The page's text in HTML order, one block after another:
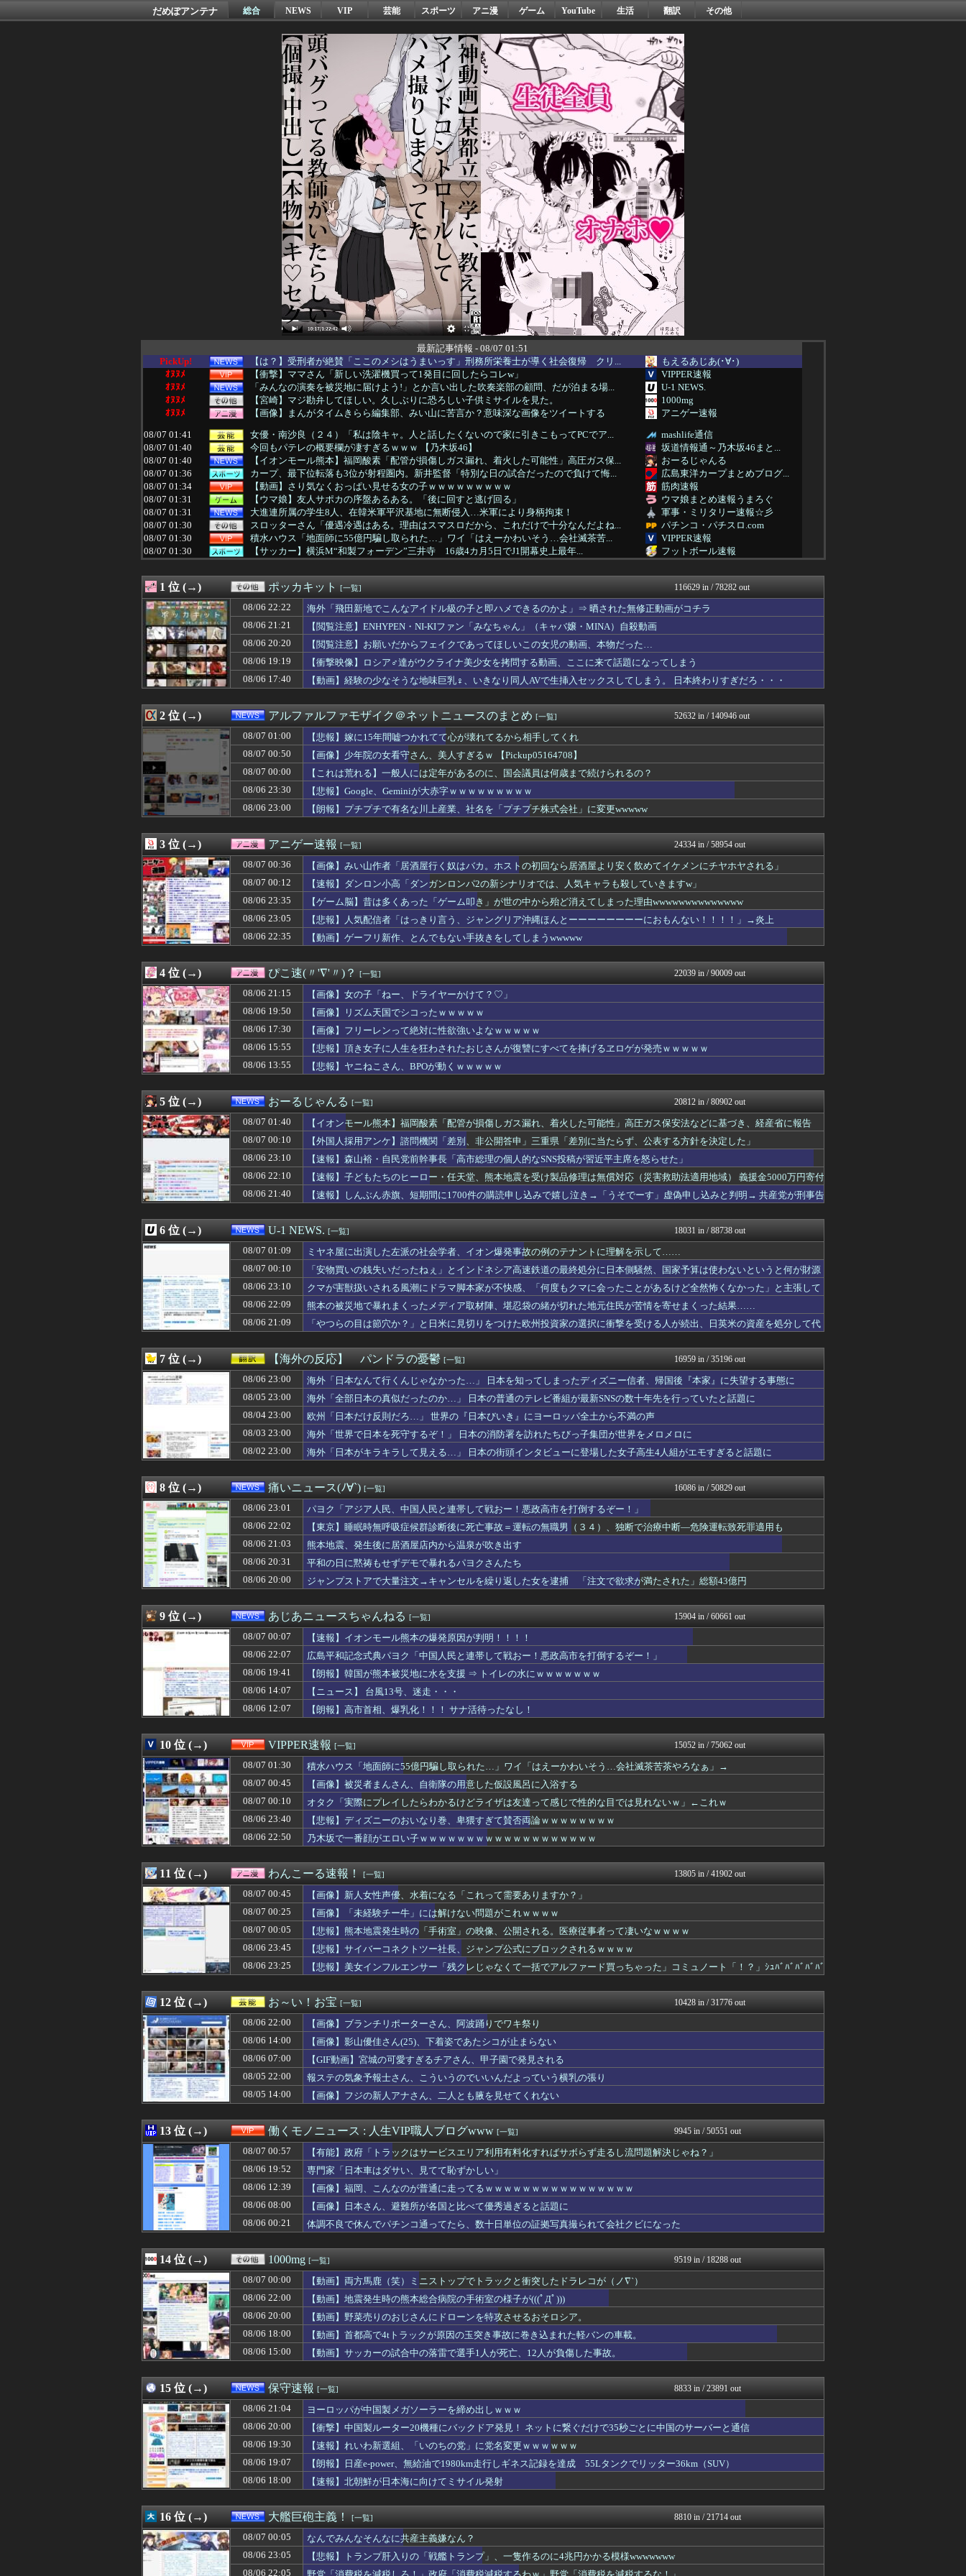
だめぽアンテナ 総合 NEWS VIP 芸能 スポーツ アニ漫 ゲーム YouTube 生活 翻訳 その他
最新記事情報 - 08/07 01:51
PickUp!
【は？】受刑者が絶賛「ここのメシはうまいっす」刑務所栄養士が導く社会復帰 クリ...
もえるあじあ(･∀･)
ｵﾇﾇﾒ
【衝撃】ママさん「新しい洗濯機買って1発目に回したらコレw」
VIPPER速報
ｵﾇﾇﾒ
「みんなの演奏を被災地に届けよう!」とか言い出した吹奏楽部の顧問、だが泊まる場...
U-1 NEWS.
ｵﾇﾇﾒ
【宮崎】マジ勘弁してほしい。久しぶりに恐ろしい子供ミサイルを見た。
1000mg
ｵﾇﾇﾒ
【画像】まんがタイムきらら編集部、みい山に苦言か？意味深な画像をツイートする
アニゲー速報
08/07 01:41
女優・南沙良（２４）「私は陰キャ。人と話したくないので家に引きこもってPCでア...
mashlife通信
08/07 01:40
今回もパテレの概要欄が凄すぎるｗｗｗ 【乃木坂46】
坂道情報通～乃木坂46まと...
08/07 01:40
【イオンモール熊本】福岡酸素「配管が損傷しガス漏れ、着火した可能性」高圧ガス保...
おーるじゃんる
08/07 01:36
カープ、最下位転落も3位が射程圏内。新井監督「特別な日の試合だったので負けて悔...
広島東洋カープまとめブログ...
08/07 01:34
【動画】さり気なくおっぱい見せる女の子ｗｗｗｗｗｗｗｗｗ
筋肉速報
08/07 01:31
【ウマ娘】友人サポカの序盤あるある。「後に回すと逃げ回る」
ウマ娘まとめ速報うまろぐ
08/07 01:31
大進連所属の学生8人、在韓米軍平沢基地に無断侵入…米軍により身柄拘束！
軍事・ミリタリー速報☆彡
08/07 01:30
スロッターさん「優遇冷遇はある。理由はスマスロだから、これだけで十分なんだよね...
パチンコ・パチスロ.com
08/07 01:30
積水ハウス「地面師に55億円騙し取られた…」ワイ「はえーかわいそう…会社滅茶苦...
VIPPER速報
08/07 01:30
【サッカー】横浜M“和製フォーデン”三井寺 16歳4カ月5日でJ1開幕史上最年...
フットボール速報
08/07 01:17
常務「結婚はまだか？」私「この待遇でどうやって結婚するんです？」→飲み会で本音...
素敵な鬼女様
08/07 01:15
父と散歩していたらDQNに絡まれてカツアゲされた。でも父のまさかの行動で立場が...
鬼女の宅配便 - 修羅場・...
08/07 01:15
女子っていい匂いするはずなのに、初めてデリ呼んで嬢を嗅いだらwww
まとめCUP
08/07 01:12
近所のコープにいる爺さん、隙あらば他人のカゴに商品を入れようとする
ゴールデンタイムズ
08/07 01:12
【悲報】防犯カメラにバッチリ映った55歳露出魔「身に覚えがありません」と容疑を...
08/07 01:10
【画像】爆乳素人JKさん、限界突破ｗｗｗwｗｗｗｗｗｗｗｗ❤
08/07 01:09
【必見】四季凪アキラ：思い出の品を綺麗にしていく。
トレンドの通り道
08/07 01:09
戌亥とことかいうVtuber
トレンドの通り道
08/07 01:09
ミヤネ屋に出演した左派の社会学者、イオン爆発事故の例のテナントに理解を示して…...
U-1 NEWS.
08/07 01:05
【画像】こんなだらしない体型の女子が好きなやついる？
女子アナお宝画像速報－5c...
08/07 01:05
【画像】私のパンツギリギリ見えない写真載せるわ⇒ｗｗｗｗｗｗｗｗ
不思議.net - 5ch...
08/07 01:05
桜木花道がモテないわけないだろwwwwww
08/07 01:03
【朗報】ワンピースより面白い漫画、ガチでこの世に存在しないかもしれないｗｗｗ
アニはつ -アニメ発信場-
08/07 01:02
【THE 軍国主義】中露軍艦4隻が“日本一周” 防衛省が全航路を公開
08/07 01:00
超人気Vチューバーのはちみつパン一部店舗だけなのか…絶望した
08/07 01:00
【悲報】嫁に15年間嘘つかれてて心が壊れてるから相手してくれ
アルファルファモザイク＠ネ...
08/07 01:00
【競馬】アスコットにいる武豊騎手とルメール騎手 紹介文おかしくね？
ウマ娘うまぴょい速報
08/07 01:00
【遊戯王OCG情報】UTILITY SELECTION収録『聖なる心のバリア ...
08/07 01:00
中日ドラゴンズ、Aクラスまで3ゲーム差wwwwwwwww
日刊やきう速報
08/07 01:00
ヤニネコ・みぃちゃん・のあ先輩・もちづきさん「結婚してください！」←どうする？
ゆるゲーマー遅報
08/07 01:00
近畿大学准教授、苦言「みいちゃん呼びが揶揄する言葉として使われ、当事者から具体...
オレ的ゲーム速報＠刃
08/07 01:00
【たけしの挑戦状】アプリ版で配信開始 伝説のクソゲーだよ。
ほんわかMkⅡ
08/07 01:00
匿名だからいえるけど、代理出産ありだと思う。そういう仕事あるならやってみたい
かぞくちゃんねる
08/07 01:00
イオンモール熊本爆発事故 LPガス供給会社「当局の調査に全面的に協力」 経産省...
みそパンNEWS
08/07 01:00
いい歳して独身の男の人いるでしょ？
キニ速
08/07 01:00
【ポーランド】ポーランドの歴史の概要【ポーランドボール】
ポーランドボール 翻訳
08/07 01:00
【ラブライブ！】すみれちゃんのお尻を意味もなく叩いてそうなキャラ【Liella...
08/07 00:57
【有能】政府「トラックはサービスエリア利用有料化すればサボらず走るし流問題解決...
働くモノニュース : 人生...
08/07 00:55
【悲報】W杯後無所属の長友佑都が東京のJ1開幕戦に来場「みなさまへご挨拶させて...
【サッカー まとめ】サカラ...
08/07 00:55
エース級の財務官僚が異例転出へ 官邸幹部「協力的でなかったから」 [8/6]
08/07 00:50
【画像】少年院の女看守さん、美人すぎるｗ 【Pickup05164708】
アルファルファモザイク＠ネ...
08/07 00:50
【画像】片山さつき（67）ちゃんの防災服ｗｗｗｗｗｗｗｗｗｗｗｗｗｗｗｗｗｗｗ...
08/07 00:50
ネット販売…「品切れ前に買うと満足感」集英社オンラインショップで“43億円分”...
08/07 00:49
【NBA】もしあの選手の身長が10cm違っていたら
バスケまとめ・COM
08/07 00:48
【画像】卓球の張本美和さんの胸がブルンブルン揺れてしまう ※gifあり
アナ速‐女子アナ画像速報
08/07 00:48
【新台評価】「スロット ワールドダイスター」の初打ち感想 出玉報告【5ch口コ...
08/07 00:45
『パラノマサイト』っていうゲームを2作連続クリアした
げぇ速
08/07 00:45
【画像】新人女性声優、水着になる「これって需要ありますか？」
わんこーる速報！
08/07 00:45
DeNA、若松尚輝も登録抹消する方針…急きょ登板で、4回2/3を投げた負担を考...
ベイスターズNEWS
08/07 00:45
【悲報】漫画『ナナとカオル』作者、大腸がんステージ4
ゲーム魔人
【速報】注文厨の女を逮捕
まとめたニュース
08/07 00:40
【画像】巨乳娘「巨乳のママとディナーに来たよ❤」ﾊﾟｼｬ
なんJミュージアム
08/07 00:39
【快挙】野球ゲーム、「パワプロ」が「ファミスタ」を倒して以来30年頂点に居座っ...
トレンドの通り道
08/07 00:38
【ｼｺ画像】女さん「この水着きると溢れそう、、、」→お◯ぱいがエ口すぎワロタｗ...
えっ!?またここのサイト?
08/07 00:36
【画像】みい山作者「居酒屋行く奴はバカ。ホストの初回なら居酒屋より安く飲めてイ...
アニゲー速報
08/07 00:35
【朗報】秋田にアラブが2兆円の投資決定ｗｗｗ
08/07 00:35
【衝撃】メイウェザー「恵まれない子へ募金？そいつらが俺に何かしてくれたのか・・...
不思議.net - 5ch...
08/07 00:35
音楽理論の知識無しや楽器の技術を修めていない人の音楽
ふぇー速
【動画】浴衣ギャル、おっぱいプルンプルンにはみ出させて踊るｗｗｗｗｗｗ
筋肉速報
08/07 00:33
【画像】佳子さまが履いてそうなパンティ、真剣に議論
いたしん！
08/07 00:32
涌井秀章(40) 2.88 3勝1敗 4QS K/BB10.00
やみ速@なんJ西武まとめ
08/07 00:31
韓国人「とある日本の飲食店で、韓国人店員が韓国人団体客と口論になった理由がこち...
コリアル
08/07 00:30
【画像】田舎特有の「謎の神社」wwwwwww
キニ速
08/07 00:30
【FEH】見切り予知の下地、彼が持ってますよ👍🏻
ルフレch. - ファイア...
08/07 00:30
◆悲報◆韓国紙、W杯GL敗退、プレミア日本10人韓国0人で錯乱！久保建英を酷評...
WorldFootball...
08/07 00:30
【原神】アズプロもただの美少女動物園じゃ原神超えなんて無理そうだな🤪
08/07 00:30
【サッカー】J2開幕戦、最多観客数更新の可能性「やばい！」 チケット6万超えが...
フットボール速報
08/07 00:30
【動画】手術中に熊本地震が発生した瞬間の防犯カメラが公開される
あぁ^～こころがぴょんぴょ...
08/07 00:29
ライザの公式AIゲーム、エッチすぎて始まる♥
漫画まとめ速報
【モンハンワイルズ】ワイルズ買っといてまだ自分を健常者だと思ってるのヤバすぎだ...
08/07 00:25
【愕然】大学生ワイ、人妻の中に出したらｗｗｗｗｗｗｗｗｗwwww
バズッター速報
08/07 00:25
【画像】「未経験チー牛」には解けない問題がこれｗｗｗｗ
わんこーる速報！
08/07 00:22
ヒロイン攻略後に始まる‘エクストラモード’
ニュー速VIPブログ(`･...
08/07 00:19
【動画】乃木坂野球部の若鷹軍団のダンスかわええ！！！【乃木坂46】
坂道情報通～乃木坂46まと...
08/07 00:19
【画像】Kカップお○ぱいを下から眺めるとｗｗｗ
08/07 00:18
【海外の反応】冨安健洋がクリスタル・パレス加入へ「アーセナルサポの好きなクラブ...
08/07 00:18
【衝撃】手術中に熊本地震が直撃した結果ｗｗｗｗｗ(※動画あり)
NEWSぽけまとめーる
08/07 00:15
DeNA・相川監督、ビド2軍再調整を明言「カウントをつくれない、ストライクを投...
ベイスターズNEWS
08/07 00:15
９０年代ってレトロというほど昔か…？
08/07 00:15
【画像】どえらい乳のJSが発見される
08/07 00:15
【画像】東大生の美人、垢抜け具合のビフォーアフター凄いな
まとめCUP
08/07 00:13
【悲報】株式投資は若年男性の自信喪失の原因 6割超が｢人生の敗者｣自認
理想ちゃんねる
08/07 00:12
不倫相手(男)が「自分の下半身の画像」を私のスマホに送信してきた
浮気ちゃんねる
08/07 00:12
【画像】小学生アイドル「りりぴ」の激痩せダンス動画にファンが『絶句』してしまう...
NEWSまとめもりー｜2c...
08/07 00:12
【画像】ケロンヌ(中西アルノ似)の胸ｗｗｗｗｗｗｗｗｗｗｗ
【ホロライブ】Youtubeの謎のイベント？
【愕然】新幹線や飛行機の乗り方がわからない奴 ← こいつｗｗｗｗｗｗｗｗｗｗ
今日速2ch
08/07 00:11
【悲報】吉岡里帆さん、アドリブで相手役俳優の手を取りお胸に押し当てる（画像あり...
08/07 00:11
【画像】あの人気ポケモン、超エッチなフィギュアになるwww
08/07 00:10
元山飛優←意外と守備範囲が微妙だった件
阪神タイガースちゃんねる
08/07 00:10
【画像】セクシー女優・三浦恵理子、全裸ナマ乳がHすぎる
まとめ芸能＠美女画像まとめ...
08/07 00:10
オタク「実際にプレイしたらわかるけどライザは友達って感じで性的な目では見れない...
VIPPER速報
08/07 00:10
「安物買いの銭失いだったねぇ」とインドネシア高速鉄道の最終処分に日本側騒然、国...
U-1 NEWS.
08/07 00:10
【外国人採用アンケ】諮問機関「差別、非公開答申」三重県「差別に当たらず、公表す...
おーるじゃんる
08/07 00:09
【FF14】フォークタワー魔の塔Nで「床トラップや生き急いでダッシュするソロが...
08/07 00:09
【画像】髪型が完全に『鬼頭』な女キャラwwwwww
ぶる速-VIP
08/07 00:09
あの咀嚼音がどうしても無理で吐きそう
おうち速報
08/07 00:09
しぐれういって×××なの？
08/07 00:09
半年で115キロから75キロまで落としたわいのダイエット法教えてあげる
コノユビニュース｜みんなの...
08/07 00:07
【仮面ライダーマイス】「変身ベルト DXマイスドライバー」ほか【本日予約開始！...
fig速
08/07 00:06
彼がうちの老犬を仰向けにしてお腹を踏んだ。そして「俺が一番偉いってわかって、お...
修羅場ライフ速報
08/07 00:06
北朝鮮がロシアに弾道ミサイル40発供与、ミサイル部隊90人派遣開始…さらに80...
軍事・ミリタリー速報☆彡
08/07 00:05
なんでみんなそんなに共産主義嫌なん？
08/07 00:05
【新台評価】パチンコ「e EDENS ZERO ～究極LT～」の初打ち感想 出...
08/07 00:05
急いで曲がり角を曲がったとき、すごい衝撃を受けてリアルに2ｍくらいふっとんだ
子育てちゃんねる
08/07 00:05
【悲報】熊本地震発生時の「手術室」の映像、公開される。医療従事者って凄いなｗｗ...
わんこーる速報！
【セ順位】虎=兎-====//====燕星===鯉=竜【8/6】
【動画】タイの立ちんぼ女子さん、路上で特別サービスをやってしまうｗｗｗｗｗｗｗ
女子アナお宝画像速報－5c...
08/07 00:05
【警告】ADHDグレーと診断された子供たち、高確率で『この習慣』をやっていた→...
不思議.net - 5ch...
08/07 00:03
【朗報】漫画家「アニメ化決定！？嬉しい！！」→「なんなんだよこれ…」←最初に思...
アニはつ -アニメ発信場-
08/07 00:03
【朗報】上戸彩さん(40)まだかわいい
いたしん！
08/07 00:03
【UFO戦士ダイアポロン】NEO ダイナマイトアクション「ダイアポロン アニメ...
08/07 00:03
【悲報】ドイツ人、猛烈な熱波でで１ヶ月で９６００人死亡……
08/07 00:03
【画像】お前らこの超美人が整形か否か判定たのむ！！
まにゅそく 2chまとめニ...
08/07 00:03
接近禁止命令を受けていた職場の男が白いタキシードで同僚の結婚式へ乱入した。警備...
修羅の華-家庭・生活まとめ
08/07 00:02
ガンダムゲーって他社ゲーのインスパイア多いよね
08/07 00:02
【アークナイツ】Gift+シリーズ「純燼エイヤフィヤトラ それからの物語VER...
08/07 00:02
ソフトの入れ替えなんて10秒で済むのにそれを面倒くさいとかDL版選ぶ理由だわと...
mutyunのゲーム+αブ...
08/07 00:01
【ウマ娘】自分の胸を主張してトレーナーに迫るルラち
うまぴょいチャンネル -ウ...
08/07 00:01
【SSD】1TBで1.5万とか、買った時の倍なんだけど今だと買い増してしまいそ...
汎用型自作PCまとめ
08/07 00:01
【億砲】横浜M“和製フォーデン、三井寺がデビューｗｗｗｗｗｗ
【サッカー まとめ】サカラ...
08/07 00:01
「Linuxで十分じゃね…？」世界が気付き始める Linuxの市場シェアが初め...
08/07 00:01
【ライザのアトリエ】キューズQ「ライザ(ライザリン・シュタウト)ウェディングS...
fig速
08/07 00:01
【画像】爆乳アメリカハーフ美女、水着グラビアが大迫力すぎるwwwwww美澄衿依...
もきゅ速(*´ω`*)人(...
08/07 00:01
【ウマ娘】（悲報）ナイスネイチャ、討ち取られる
08/07 00:00
【グラブル】エンドレスラグナロクでも周りから塩対応されてた可哀想なボス
ミニゴブ速報 ～グラブルま...
08/07 00:00
夫「会社辞めて実家で仕事探したい」私「応援するよ」→ところが退職届ではなく、ま...
鬼女の宅配便 - 修羅場・...
08/07 00:00
【ウマ娘】汗っかきDKPIママって設定いいよね…
パカ娘速報！！ウマ娘まとめ...
08/07 00:00
【画像】キス釣りするんや
釣りまとめ速報
08/07 00:00
【ラブライブ！】【動画】ひーが後輩にお姉ちゃん呼びさせてる…【声優】
コンテンツ・声優 | ラブ...
08/07 00:00
ブラジル「日本人を満載したトラックのように扱え」→差別として問題になり「一般的...
08/07 00:00
高齢独身彼女無しなのが不思議ってよく言われるけど、女と人付き合いとかめんどくさ...
08/07 00:00
デカすぎる女性YouTuber、ガチでエグいって・・・
乃木通 乃木坂46櫻坂46...
08/07 00:00
加藤純一のニコニコ老人会RUSTだが誰視点で見たい？
ゲーム実況者速報＠YouT...
08/07 00:00
【マーベル】ハルクって毎回似たような見た目じゃない？
08/07 00:00
「なんでやねん」「知らんけど」･･･ニセ方言は8〜9割が関西弁 使う理由はネッ...
08/07 00:00
ジャグラーやってる奴ってヤバいの多すぎじゃね？？？
パチンコ・パチスロ.com
08/07 00:00
#韓国記事翻訳 『グラミーに見せつけたワールドスターBTSの威厳！』、『グラミ... 日本と韓国は敵か？味方か？...
1 位 (→) ポッカキット [一覧] 116629 in / 78282 out
08/06 22:22
海外「飛田新地でこんなアイドル級の子と即ハメできるのかよ」⇒ 晒された無修正動画がコチラ
08/06 21:21
【閲覧注意】ENHYPEN・NI-KIファン「みなちゃん」（キャバ嬢・MINA）自殺動画
08/06 20:20
【閲覧注意】お願いだからフェイクであってほしいこの女児の動画、本物だった…
08/06 19:19
【衝撃映像】ロシア♂達がウクライナ美少女を拷問する動画、ここに来て話題になってしまう
08/06 17:40
【動画】経験の少なそうな地味巨乳♀、いきなり同人AVで生挿入セックスしてしまう。 日本終わりすぎだろ・・・
2 位 (→) アルファルファモザイク＠ネットニュースのまとめ [一覧] 52632 in / 140946 out
08/07 01:00
【悲報】嫁に15年間嘘つかれてて心が壊れてるから相手してくれ
08/07 00:50
【画像】少年院の女看守さん、美人すぎるｗ 【Pickup05164708】
08/07 00:00
【これは荒れる】一般人には定年があるのに、国会議員は何歳まで続けられるの？
08/06 23:30
【悲報】Google、Geminiが大赤字ｗｗｗｗｗｗｗｗｗ
08/06 23:00
【朗報】プチプチで有名な川上産業、社名を「プチプチ株式会社」に変更wwwww
3 位 (→) アニゲー速報 [一覧] 24334 in / 58954 out
08/07 00:36
【画像】みい山作者「居酒屋行く奴はバカ。ホストの初回なら居酒屋より安く飲めてイケメンにチヤホヤされる」
08/07 00:12
【速報】ダンロン小高「ダンガンロンパ2の新シナリオでは、人気キャラも殺していきますw」
08/06 23:35
【ゲーム脳】昔は多くあった「ゲーム叩き」が世の中から殆ど消えてしまった理由wwwwwwwwwwwwww
08/06 23:05
【悲報】人気配信者「はっきり言う、ジャングリア沖縄ほんとーーーーーーーーにおもんない！！！！」→炎上
08/06 22:35
【動画】ゲーフリ新作、とんでもない手抜きをしてしまうwwwww
4 位 (→) ぴこ速(〃'∇'〃)？ [一覧] 22039 in / 90009 out
08/06 21:15
【画像】女の子「ねー、ドライヤーかけて？♡」
08/06 19:50
【画像】リズム天国でシコったｗｗｗｗｗ
08/06 17:30
【画像】フリーレンって絶対に性欲強いよなｗｗｗｗｗ
08/06 15:55
【悲報】頂き女子に人生を狂わされたおじさんが復讐にすべてを捧げるヱロゲが発売ｗｗｗｗｗ
08/06 13:55
【悲報】ヤニねこさん、BPOが動くｗｗｗｗｗ
5 位 (→) おーるじゃんる [一覧] 20812 in / 80902 out
08/07 01:40
【イオンモール熊本】福岡酸素「配管が損傷しガス漏れ、着火した可能性」高圧ガス保安法などに基づき、経産省に報告
08/07 00:10
【外国人採用アンケ】諮問機関「差別、非公開答申」三重県「差別に当たらず、公表する方針を決定した」
08/06 23:10
【速報】森山裕・自民党前幹事長「高市総理の個人的なSNS投稿が習近平主席を怒らせた」
08/06 22:10
【速報】子どもたちのヒーロー・任天堂、熊本地震を受け製品修理は無償対応（災害救助法適用地域） 義援金5000万円寄付
08/06 21:40
【速報】しんぶん赤旗、短期間に1700件の購読申し込みで嬉し泣き→「うそでーす」虚偽申し込みと判明→ 共産党が刑事告
6 位 (→) U-1 NEWS. [一覧] 18031 in / 88738 out
08/07 01:09
ミヤネ屋に出演した左派の社会学者、イオン爆発事故の例のテナントに理解を示して……
08/07 00:10
「安物買いの銭失いだったねぇ」とインドネシア高速鉄道の最終処分に日本側騒然、国家予算は使わないというと何が財源
なんだ？
08/06 23:10
クマが害獣扱いされる風潮にドラマ脚本家が不快感、「何度もクマに会ったことがあるけど全然怖くなかった」と主張して
おり……
08/06 22:09
熊本の被災地で暴れまくったメディア取材陣、堪忍袋の緒が切れた地元住民が苦情を寄せまくった結果……
08/06 21:09
「やつらの目は節穴か？」と日米に見切りをつけた欧州投資家の選択に衝撃を受ける人が続出、日英米の資産を処分して代
7 位 (→) 【海外の反応】 パンドラの憂鬱 [一覧] 16959 in / 35196 out
08/06 23:00
海外「日本なんて行くんじゃなかった…」 日本を知ってしまったディズニー信者、帰国後『本家』に失望する事態に
08/05 23:00
海外「全部日本の真似だったのか…」 日本の普通のテレビ番組が最新SNSの数十年先を行っていたと話題に
08/04 23:00
欧州「日本だけ反則だろ…」 世界の『日本びいき』にヨーロッパ全土から不満の声
08/03 23:00
海外「世界で日本を死守するぞ！」 日本の消防署を訪れたちびっ子集団が世界をメロメロに
08/02 23:00
海外「日本がキラキラして見える…」 日本の街頭インタビューに登場した女子高生4人組がエモすぎると話題に
8 位 (→) 痛いニュース(ﾉ∀`) [一覧] 16086 in / 50829 out
08/06 23:01
パヨク「アジア人民、中国人民と連帯して戦おー！悪政高市を打倒するぞー！」
08/06 22:02
【東京】睡眠時無呼吸症候群診断後に死亡事故＝運転の無職男（３４）、独断で治療中断―危険運転致死罪適用も
08/06 21:03
熊本地震、発生後に居酒屋店内から温泉が吹き出す
08/06 20:31
平和の日に黙祷もせずデモで暴れるパヨクさんたち
08/06 20:00
ジャンプストアで大量注文→キャンセルを繰り返した女を逮捕 「注文で欲求が満たされた」総額43億円
9 位 (→) あじあニュースちゃんねる [一覧] 15904 in / 60661 out
08/07 00:07
【速報】イオンモール熊本の爆発原因が判明！！！！
08/06 22:07
広島平和記念式典パヨク「中国人民と連帯して戦おー！悪政高市を打倒するぞー！」
08/06 19:41
【朗報】韓国が熊本被災地に水を支援 ⇒ トイレの水にｗｗｗｗｗｗｗ
08/06 14:07
【ニュース】 台風13号、迷走・・・
08/06 12:07
【朗報】高市首相、爆乳化！！！ サナ活待ったなし！
10 位 (→) VIPPER速報 [一覧] 15052 in / 75062 out
08/07 01:30
積水ハウス「地面師に55億円騙し取られた…」ワイ「はえーかわいそう…会社滅茶苦茶やろなぁ」→
08/07 00:45
【画像】被災者まんさん、自衛隊の用意した仮設風呂に入浴する
08/07 00:10
オタク「実際にプレイしたらわかるけどライザは友達って感じで性的な目では見れないｗ」←これｗ
08/06 23:40
【悲報】ディズニーのおいなり巻、卑猥すぎて賛否両論ｗｗｗｗｗｗｗｗ
08/06 22:50
乃木坂で一番顔がエロい子ｗｗｗｗｗｗｗｗｗｗｗｗｗｗｗｗｗｗｗ
11 位 (→) わんこーる速報！ [一覧] 13805 in / 41902 out
08/07 00:45
【画像】新人女性声優、水着になる「これって需要ありますか？」
08/07 00:25
【画像】「未経験チー牛」には解けない問題がこれｗｗｗｗ
08/07 00:05
【悲報】熊本地震発生時の「手術室」の映像、公開される。医療従事者って凄いなｗｗｗｗ
08/06 23:45
【悲報】サイバーコネクトツー社長、ジャンプ公式にブロックされるｗｗｗｗ
08/06 23:25
【悲報】美女インフルエンサー「残クレじゃなくて一括でアルファード買っちゃった」コミュノート「！？」ｼｭﾊﾞﾊﾞﾊﾞﾊﾞﾊﾞ
12 位 (→) お～い！お宝 [一覧] 10428 in / 31776 out
08/06 22:00
【画像】ブランチリポーターさん、阿波踊りでワキ祭り
08/06 14:00
【画像】影山優佳さん(25)、下着姿であたシコが止まらない
08/06 07:00
【GIF動画】宮城の可愛すぎるチアさん、甲子園で発見される
08/05 22:00
報ステの気象予報士さん、こういうのでいいんだよっていう横乳の張り
08/05 14:00
【画像】フジの新人アナさん、二人とも腋を見せてくれない
13 位 (→) 働くモノニュース : 人生VIP職人ブログwww [一覧] 9945 in / 50551 out
08/07 00:57
【有能】政府「トラックはサービスエリア利用有料化すればサボらず走るし流問題解決じゃね？」
08/06 19:52
専門家「日本車はダサい、見てて恥ずかしい」
08/06 12:39
【画像】福岡、こんなのが普通に走ってるｗｗｗｗｗｗｗｗｗｗｗｗｗｗｗｗ
08/06 08:00
【画像】日本さん、避難所が各国と比べて優秀過ぎると話題に
08/06 00:21
体調不良で休んでパチンコ通ってたら、数十日単位の証拠写真撮られて会社クビになった
14 位 (→) 1000mg [一覧] 9519 in / 18288 out
08/07 00:00
【動画】両方馬鹿（笑）ミニストップでトラックと衝突したドラレコが（ノ∇`）
08/06 22:00
【動画】地震発生時の熊本総合病院の手術室の様子が(((ﾟДﾟ)))
08/06 20:00
【動画】野菜売りのおじさんにドローンを特攻させるおそロシア。
08/06 18:00
【動画】首都高で4tトラックが原因の玉突き事故に巻き込まれた軽バンの車載。
08/06 15:00
【動画】サッカーの試合中の落雷で選手1人が死亡、12人が負傷した事故。
15 位 (→) 保守速報 [一覧] 8833 in / 23891 out
08/06 21:04
ヨーロッパが中国製メガソーラーを締め出しｗｗｗ
08/06 20:00
【衝撃】中国製ルーター20機種にバックドア発見！ ネットに繋ぐだけで35秒ごとに中国のサーバーと通信
08/06 19:30
【速報】れいわ新選組、「いのちの党」に党名変更ｗｗｗｗｗｗ
08/06 19:07
【朗報】日産e-power、無給油で1980km走行しギネス記録を達成 55Lタンクでリッター36km（SUV）
08/06 18:00
【速報】北朝鮮が日本海に向けてミサイル発射
16 位 (→) 大艦巨砲主義！ [一覧] 8810 in / 21714 out
08/07 00:05
なんでみんなそんなに共産主義嫌なん？
08/06 23:05
【悲報】トランプ肝入りの「戦艦トランプ」、一隻作るのに4兆円かかる模様wwwwwww
08/06 22:05